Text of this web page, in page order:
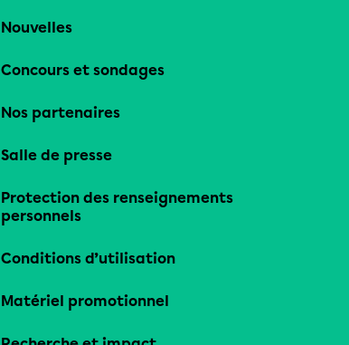
Nouvelles
Concours et sondages
Nos partenaires
Salle de presse
Protection des renseignements
personnels
Conditions d’utilisation
Matériel promotionnel